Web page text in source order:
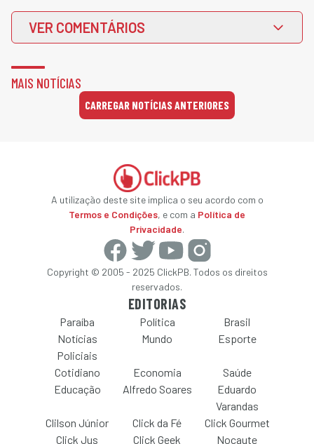
VER COMENTÁRIOS
MAIS NOTÍCIAS
CARREGAR NOTÍCIAS ANTERIORES
A utilização deste site implica o seu acordo com o
Termos e Condições, e com a Política de
Privacidade.
Copyright © 2005 - 2025 ClickPB. Todos os direitos
reservados.
EDITORIAS
Paraíba Política
Brasil
Notícias
Policiais
Mundo Esporte
Cotidiano Economia
Saúde
Educação
Alfredo Soares
Eduardo
Varandas
Clilson Júnior
Click da Fé
Click Gourmet
Click Jus
Click Geek Nocaute